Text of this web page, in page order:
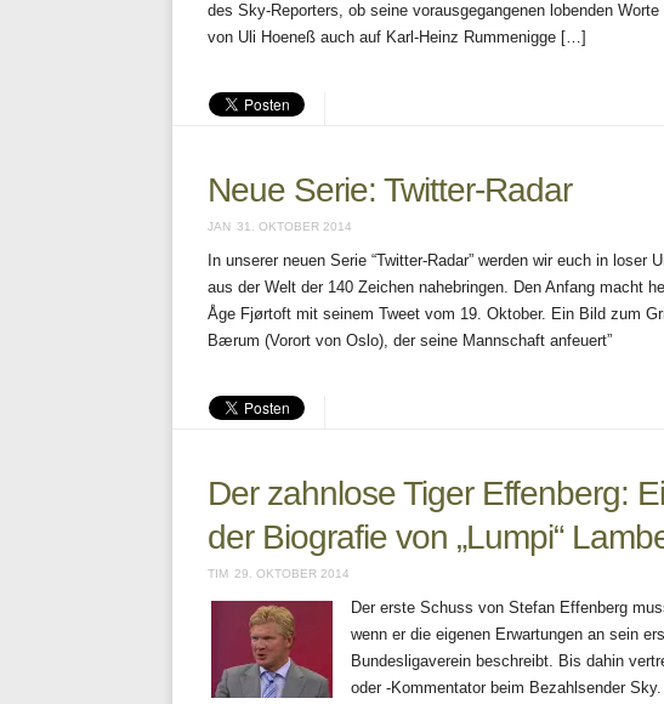
des Sky-Reporters, ob seine vorausgegangenen lobenden
von Uli Hoeneß auch auf Karl-Heinz Rummenigge […]
Neue Serie: Twitter-Radar
JAN 31. OKTOBER 2014
In unserer neuen Serie “Twitter-Radar” werden wir euch in
aus der Welt der 140 Zeichen nahebringen. Den Anfang macht
Åge Fjørtoft mit seinem Tweet vom 19. Oktober. Ein Bild zum
Bærum (Vorort von Oslo), der seine Mannschaft anfeuert”
Der zahnlose Tiger Effenberg:
der Biografie von „Lumpi“
TIM 29. OKTOBER 2014
Der erste Schuss von Stefan Effenberg
wenn er die eigenen Erwartungen an sein
Bundesligaverein beschreibt. Bis dahin
oder -Kommentator beim Bezahlsender